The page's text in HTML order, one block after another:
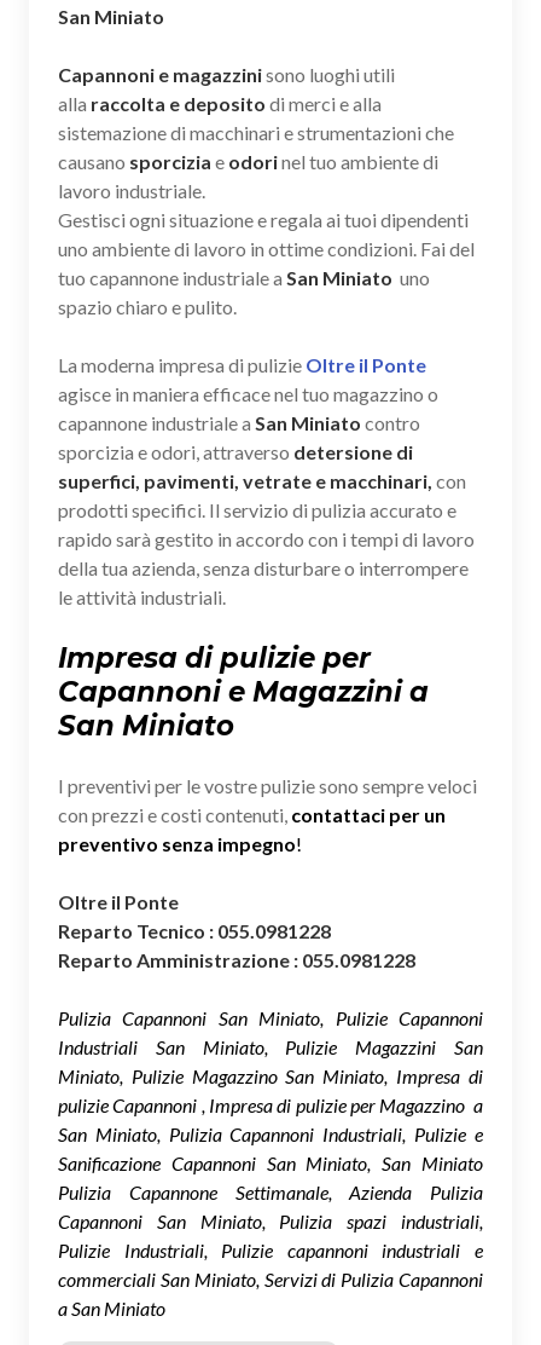
San Miniato
Capannoni e magazzinisono luoghi utili
alla raccolta e deposito di merci e alla
sistemazione di macchinari e strumentazioni che
causano sporcizia e odorinel tuo ambiente di
lavoro industriale.
Gestisci ogni situazione e regala ai tuoi dipendenti
uno ambiente di lavoro in ottime condizioni. Fai del
tuo capannone industriale a San Miniato uno
spazio chiaro e pulito.
La moderna impresa di pulizie Oltre il Ponte
agisce in maniera efficace nel tuo magazzino o
capannone industriale a San Miniato contro
sporcizia e odori, attraverso detersione di
superfici, pavimenti, vetrate e macchinari, con
prodotti specifici. Il servizio di pulizia accurato e
rapido sarà gestito in accordo con i tempi di lavoro
della tua azienda, senza disturbare o interrompere
le attività industriali.
Impresa di pulizie per
Capannoni e Magazzini a
San Miniato
I preventivi per le vostre pulizie sono sempre veloci
con prezzi e costi contenuti, contattaci per un
preventivo senza impegno!
Oltre il Ponte
Reparto Tecnico : 055.0981228
Reparto Amministrazione : 055.0981228
Pulizia Capannoni San Miniato, Pulizie Capannoni
Industriali San Miniato, Pulizie Magazzini San
Miniato, Pulizie Magazzino San Miniato, Impresa di
pulizie Capannoni , Impresa di pulizie per Magazzino a
San Miniato, Pulizia Capannoni Industriali, Pulizie e
Sanificazione Capannoni San Miniato, San Miniato
Pulizia Capannone Settimanale, Azienda Pulizia
Capannoni San Miniato, Pulizia spazi industriali,
Pulizie Industriali, Pulizie capannoni industriali e
commerciali San Miniato, Servizi di Pulizia Capannoni
a San Miniato